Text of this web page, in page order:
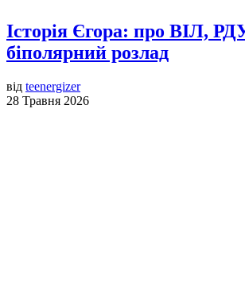
Історія Єгора: про ВІЛ,
біполярний розлад
від teenergizer
28 Травня 2026